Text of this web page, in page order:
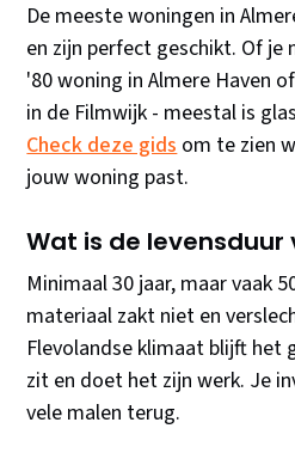
De meeste woningen in
en zijn perfect geschikt. Of je
'80 woning in Almere Haven
in de Filmwijk - meestal is
Check deze gidsom te zien
jouw woning past.
Wat is de
Minimaal 30 jaar, maar vaak
materiaal zakt niet en
Flevolandse klimaat blijft
zit en doet het zijn werk. Je
vele malen terug.